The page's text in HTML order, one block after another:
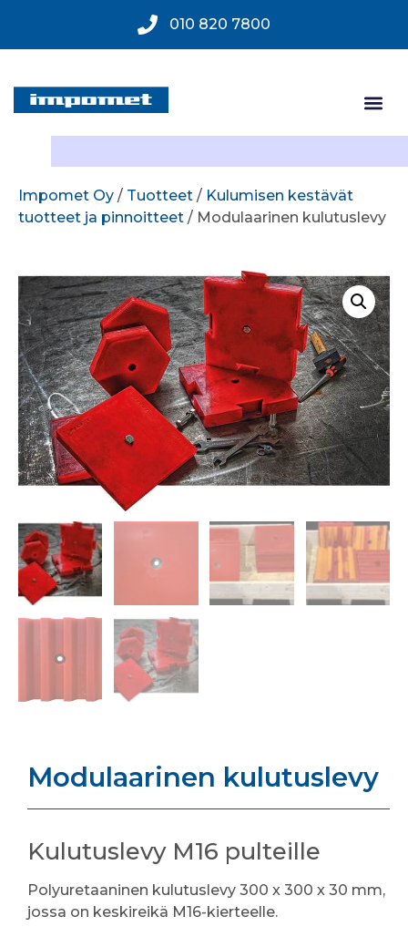
010 820 7800
Impomet Oy / Tuotteet / Kulumisen kestävät
tuotteet ja pinnoitteet / Modulaarinen kulutuslevy
Modulaarinen kulutuslevy
Kulutuslevy M16 pulteille
Polyuretaaninen kulutuslevy 300 x 300 x 30 mm,
jossa on keskireikä M16-kierteelle.